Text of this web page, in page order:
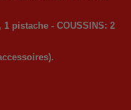
pistache - COUSSINS: 2